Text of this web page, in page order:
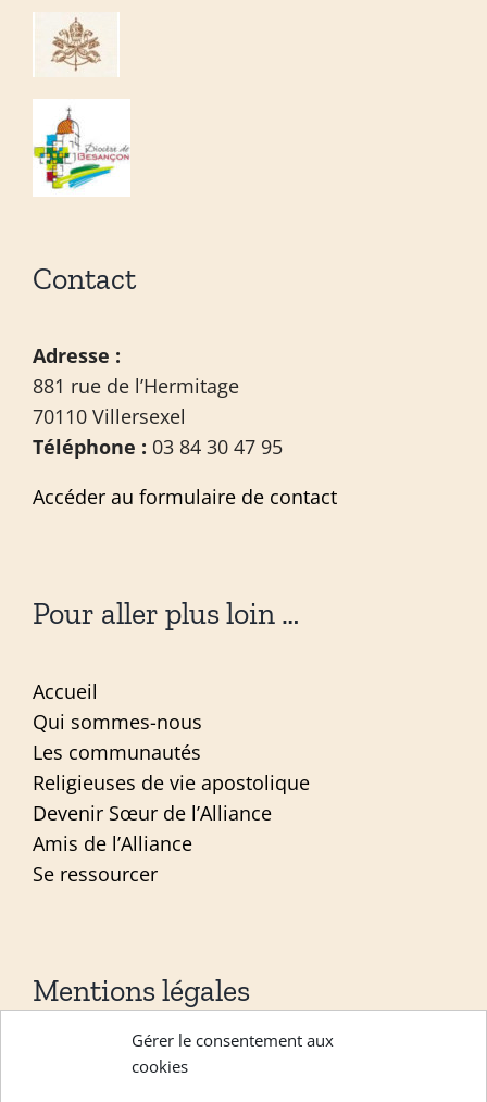
Gérer le consentement aux
cookies
Contact
Adresse :
881 rue de l’Hermitage
70110 Villersexel
Téléphone : 03 84 30 47 95
Accéder au formulaire de contact
Pour aller plus loin …
Accueil
Qui sommes-nous
Les communautés
Religieuses de vie apostolique
Devenir Sœur de l’Alliance
Amis de l’Alliance
Se ressourcer
Mentions légales
Mentions légales